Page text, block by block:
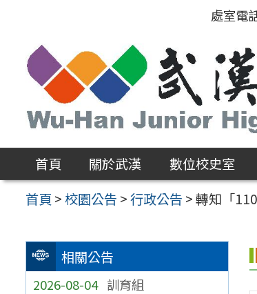
區
處室電
首頁 關於武漢 數位校史室
首頁 >校園公告 >行政公告 >轉知「
相關公告
2026-08-04 訓育組